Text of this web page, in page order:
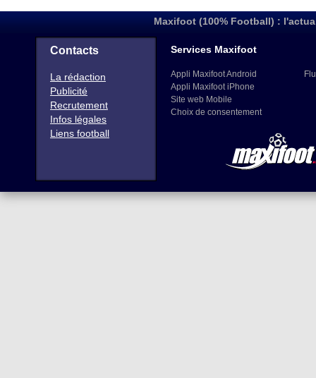
Maxifoot (100% Football) :
Contacts
La rédaction
Publicité
Recrutement
Infos légales
Liens football
Services Maxifoot
Appli Maxifoot Android
Appli Maxifoot iPhone
Site web Mobile
Choix de consentement